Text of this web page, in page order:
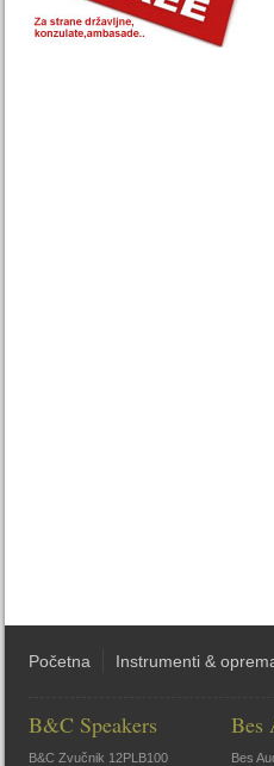
Početna Instrumenti &
B&C Speakers
B&C Zvučnik 12PLB100
Bes
Bes